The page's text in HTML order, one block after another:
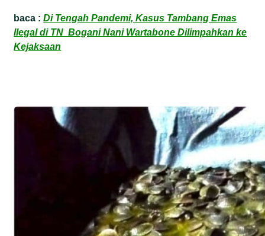
baca :Di Tengah Pandemi, Kasus Tambang Emas
Ilegal di TN Bogani Nani Wartabone Dilimpahkan ke
Kejaksaan